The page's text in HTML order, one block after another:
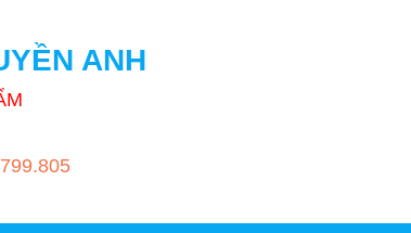
ANH